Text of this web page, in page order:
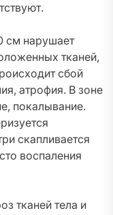
см нарушает
тканей,
сбой
атрофия. В зоне
покалывание.
скапливается
воспаления
тканей тела и